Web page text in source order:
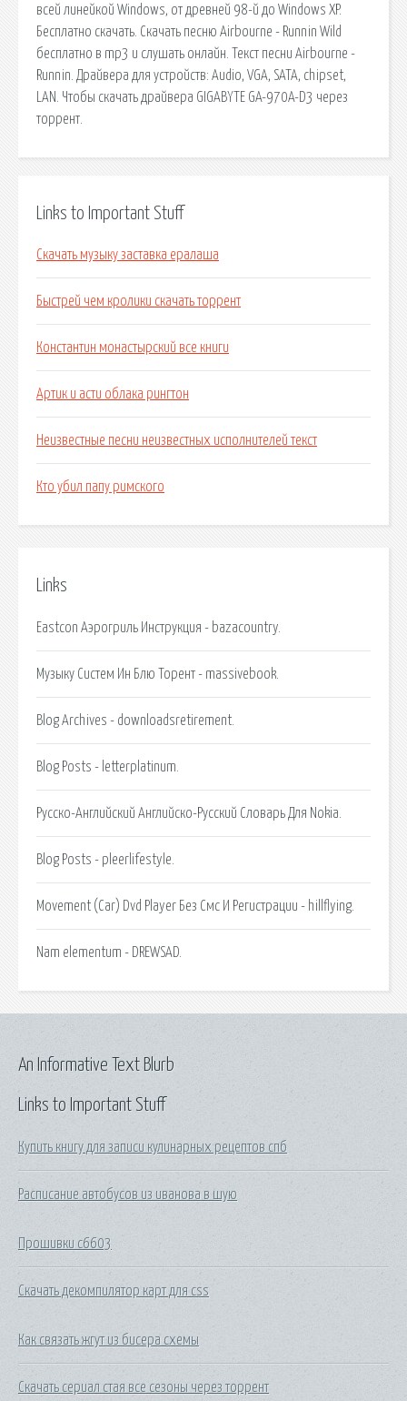
всей линейкой Windows, от древней 98-й до Windows XP.
Бесплатно скачать. Скачать песню Airbourne - Runnin Wild
бесплатно в mp3 и слушать онлайн. Текст песни Airbourne -
Runnin. Драйвера для устройств: Audio, VGA, SATA, chipset,
LAN. Чтобы скачать драйвера GIGABYTE GA-970A-D3 через
торрент.
Links to Important Stuff
Скачать музыку заставка ералаша
Быстрей чем кролики скачать торрент
Константин монастырский все книги
Артик и асти облака рингтон
Неизвестные песни неизвестных исполнителей текст
Кто убил папу римского
Links
Eastcon Аэрогриль Инструкция - bazacountry.
Музыку Систем Ин Блю Торент - massivebook.
Blog Archives - downloadsretirement.
Blog Posts - letterplatinum.
Русско-Английский Английско-Русский Словарь Для Nokia.
Blog Posts - pleerlifestyle.
Movement (Car) Dvd Player Без Смс И Регистрации - hillflying.
Nam elementum - DREWSAD.
Links to Important Stuff
Купить книгу для записи кулинарных рецептов спб
Расписание автобусов из иванова в шую
Прошивки c6603
Скачать декомпилятор карт для css
Как связать жгут из бисера схемы
Скачать сериал стая все сезоны через торрент
An Informative Text Blurb